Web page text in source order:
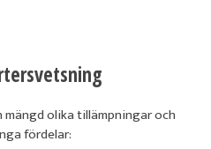
olika tillämpningar och
fördelar: